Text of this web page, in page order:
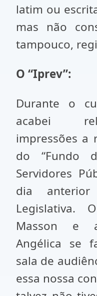
latim ou
mas não
tampouco,
O “Iprev”:
Durante o
acabei
impressões a
do “Fundo
Servidores
dia
Legislativa.
Masson e
Angélica se
sala de
essa nossa